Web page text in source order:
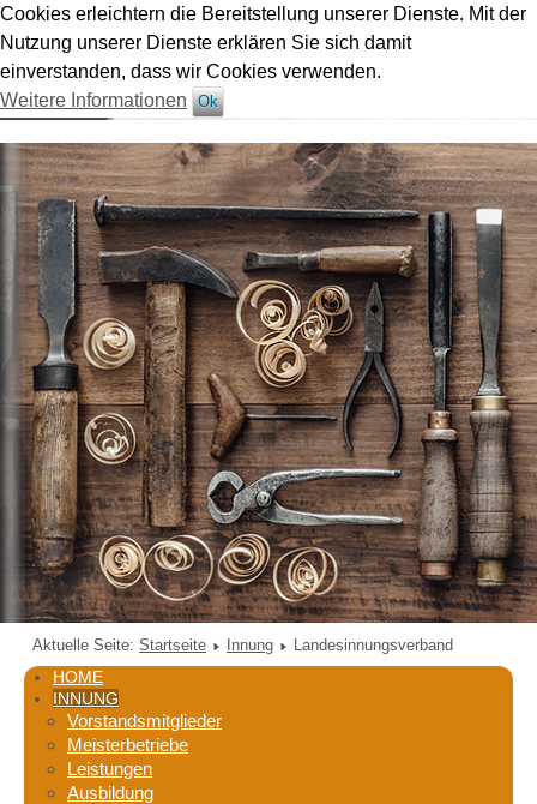
Cookies erleichtern die Bereitstellung unserer Dienste. Mit der
Nutzung unserer Dienste erklären Sie sich damit
einverstanden, dass wir Cookies verwenden.
Weitere Informationen
Ok
Aktuelle Seite: Startseite Innung Landesinnungsverband
HOME
INNUNG
Vorstandsmitglieder
Meisterbetriebe
Leistungen
Ausbildung